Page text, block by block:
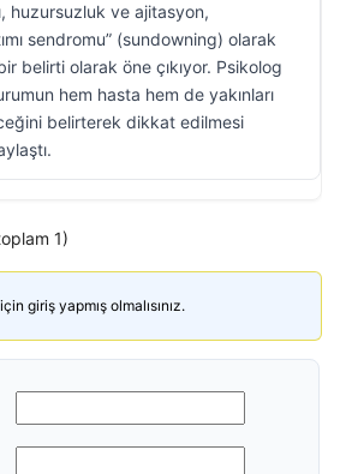
huzursuzluk ve ajitasyon,
sendromu” (sundowning) olarak
belirti olarak öne çıkıyor. Psikolog
hem hasta hem de yakınları
belirterek dikkat edilmesi
1)
giriş yapmış olmalısınız.